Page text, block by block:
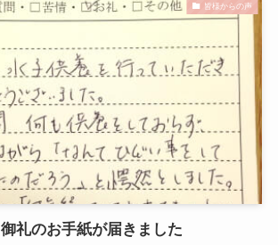
皆様からの声
礼のお手紙が届きました